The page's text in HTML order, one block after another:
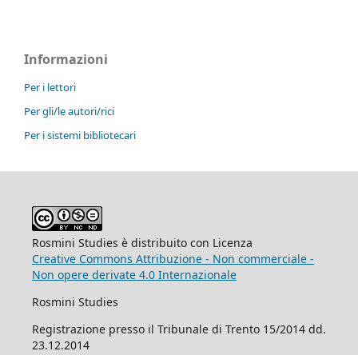
Informazioni
Per i lettori
Per gli/le autori/rici
Per i sistemi bibliotecari
Rosmini Studies è distribuito con Licenza
Creative Commons Attribuzione - Non commerciale -
Non opere derivate 4.0 Internazionale
Rosmini Studies
Registrazione presso il Tribunale di Trento 15/2014 dd.
23.12.2014